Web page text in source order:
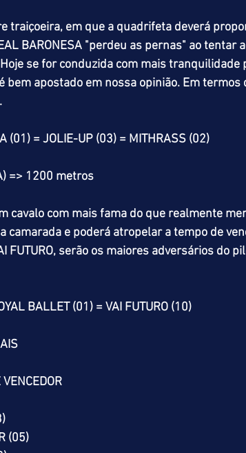
traiçoeira, em que a quadrifeta deverá
BARONESA "perdeu as pernas" ao tentar
se for conduzida com mais tranquilidade
bem apostado em nossa opinião. Em
(01) = JOLIE-UP (03) = MITHRASS (02)
=> 1200 metros
cavalo com mais fama do que realmente
e poderá atropelar a tempo de
FUTURO, serão os maiores adversários do
BALLET (01) = VAI FUTURO (10)
(05)